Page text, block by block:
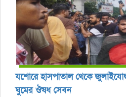
যশোরে হাসপাতাল থেকে
ঘুমের ঔষধ সেবন